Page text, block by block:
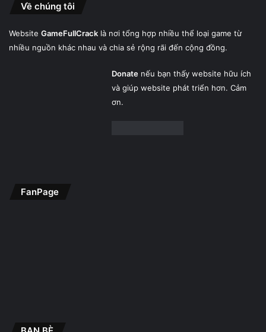
Về chúng tôi
Website GameFullCrack là nơi tổng hợp nhiều thể loại game từ
nhiều nguồn khác nhau và chia sẻ rộng rãi đến cộng đồng.
Donatenếu bạn thấy website hữu ích
và giúp website phát triển hơn. Cảm
ơn.
FanPage